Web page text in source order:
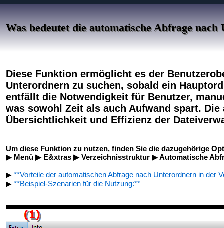
Was bedeutet die automatische Abfrage
Diese Funktion ermöglicht es der
Unterordnern zu suchen, sobald ein
entfällt die Notwendigkeit für Benutzer,
was sowohl Zeit als auch Aufwand spart.
Übersichtlichkeit und Effizienz der
Um diese Funktion zu nutzen, finden Sie die dazugehörige
▶ Menü ▶ E&xtras ▶ Verzeichnisstruktur ▶ Automatische
▶ **Vorteile der automatischen Abfrage nach Unterordnern in der
▶ **Beispiel-Szenarien für die Nutzung:**